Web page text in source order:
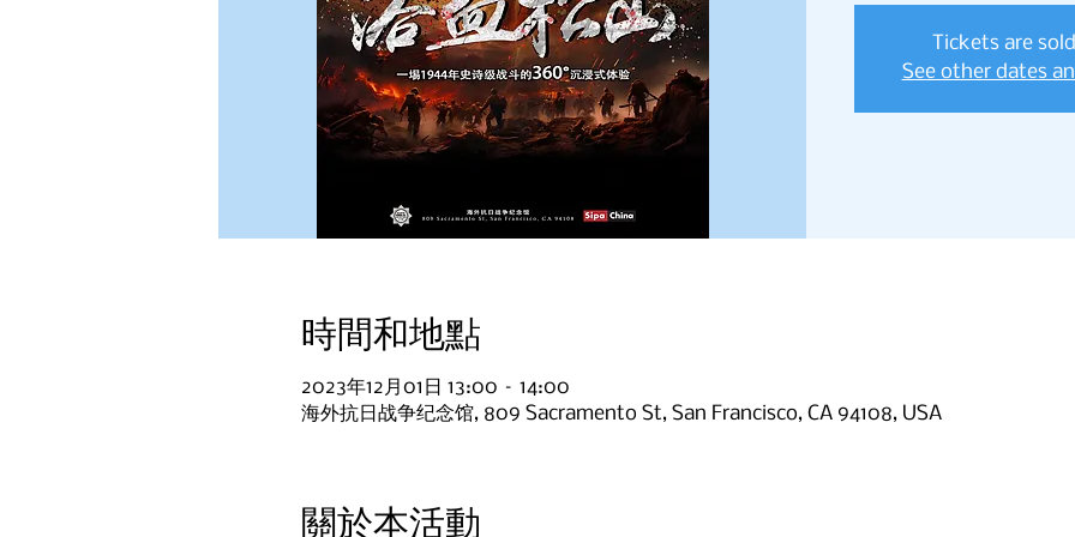
Tickets are
See other dates
時間和地點
2023年12月01日 13:00 – 14:00
海外抗日战争纪念馆, 809 Sacramento St, San Francisco, CA 94108, USA
關於本活動